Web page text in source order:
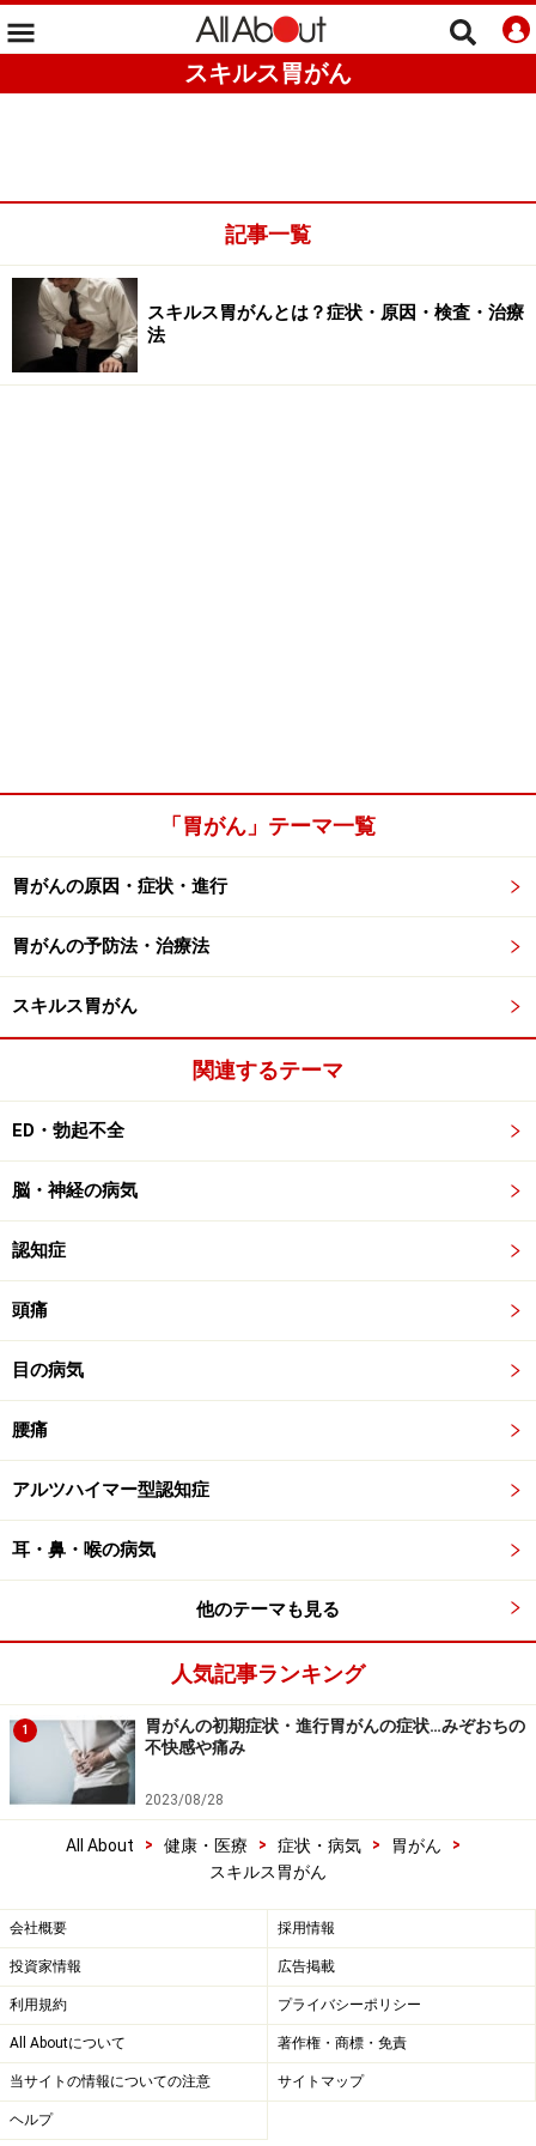
スキルス胃がん
記事一覧
スキルス胃がんとは？症状・原因・検査・治療
法
「胃がん」テーマ一覧
胃がんの原因・症状・進行
胃がんの予防法・治療法
スキルス胃がん
関連するテーマ
ED・勃起不全
脳・神経の病気
認知症
頭痛
目の病気
腰痛
アルツハイマー型認知症
耳・鼻・喉の病気
他のテーマも見る
人気記事ランキング
1
胃がんの初期症状・進行胃がんの症状…みぞおちの
不快感や痛み
2023/08/28
All About > 健康・医療 > 症状・病気 > 胃がん
>
スキルス胃がん
会社概要 採用情報
投資家情報 広告掲載
利用規約 プライバシーポリシー
All Aboutについて 著作権・商標・免責
当サイトの情報についての注意 サイトマップ
ヘルプ